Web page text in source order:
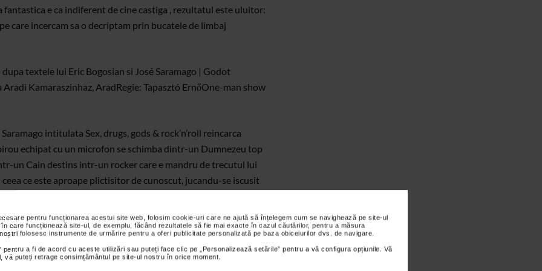
pentru funcționarea acestui site web, folosim cookie-uri care ne ajută să înțelegem cum se navighează pe site-ul
care funcționează site-ul, de exemplu, făcând rezultatele să fie mai exacte în cazul căutărilor, pentru a măsura
folosesc instrumente de urmărire pentru a oferi publicitate personalizată pe baza obiceiurilor dvs. de navigare.
pentru a fi de acord cu aceste utilizări sau puteți face clic pe „Personalizează setările” pentru a vă configura opțiunile. Vă
vă puteți retrage consimțământul pe site-ul nostru în orice moment.
fantastica e ca indiferent de cine castiga , rezultatul este uluitor:
care incercam sa o decriptam prin bucatele de limbaj
dupa textele lui Eric Bogosian si José Saramago | Godot
Kamaraszinhaz, AradRegie: Tapasztó ErnőOne-man show
intitulata Sex, drugs, gods & rock’n’roll reincarca
echipat cu un microfon se schimba dintr-un Dumnezeu top
un Cain destins intr-un rocker care e mandru de trecutul lui
ce este aproape plictisitor de cunoscut, jucandu-se iscusit
Teatru (Str. Blanari nr.14)Producție Godot Cafe-Teatru,
Zob